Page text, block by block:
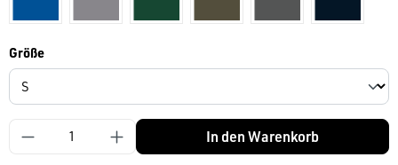
Größeauswählen
In den Warenkorb